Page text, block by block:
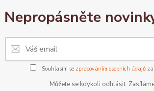
Nepropásněte
Souhlasím se zpracováním osobních údajůza
Můžete se kdykoli odhlásit.